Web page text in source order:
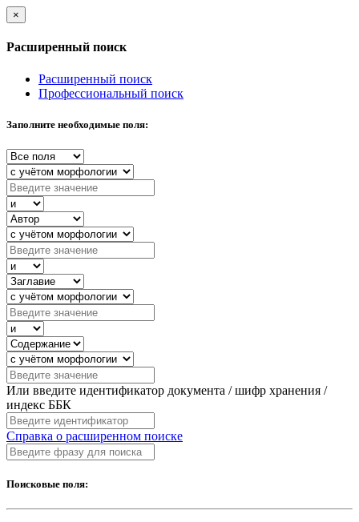
×
Расширенный поиск
Расширенный поиск
Профессиональный поиск
Заполните необходимые поля:
Или введите идентификатор документа / шифр хранения /
индекс ББК
Справка о расширенном поиске
Поисковые поля: